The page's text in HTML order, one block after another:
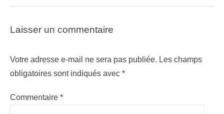
Laisser un commentaire
Votre adresse e-mail ne sera pas publiée. Les champs
obligatoires sont indiqués avec *
Commentaire *